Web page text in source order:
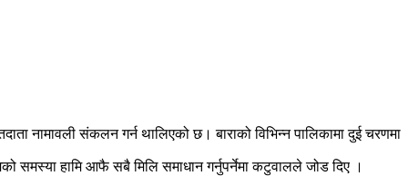
नामावली संकलन गर्न थालिएको छ। बाराको विभिन्न पालिकामा दुई चरणमा
समस्या हामि आफै सबै मिलि समाधान गर्नुपर्नेमा कटुवालले जोड दिए ।